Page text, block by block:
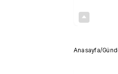
Anasayfa/